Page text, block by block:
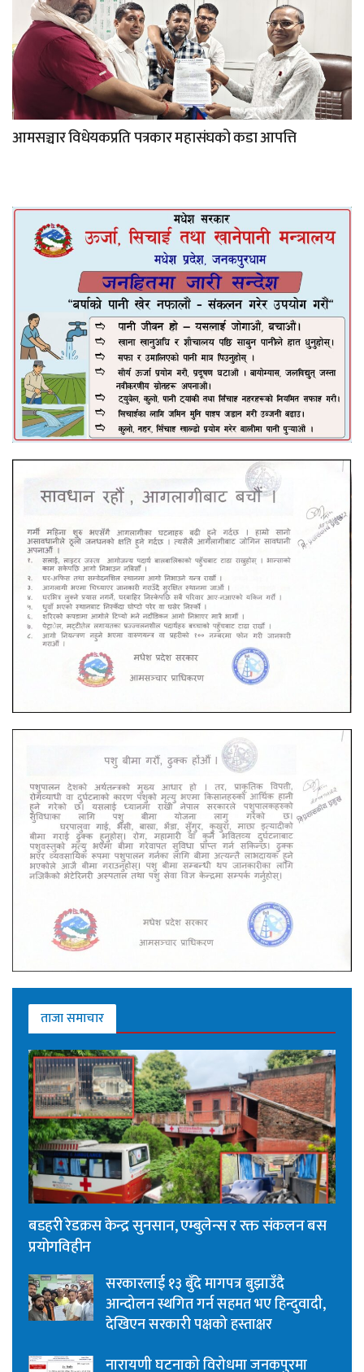
आमसञ्चार विधेयकप्रति पत्रकार महासंघको कडा आपत्ति
ताजा समाचार
बडहरी रेडक्रस केन्द्र सुनसान, एम्बुलेन्स र रक्त संकलन बस
प्रयोगविहीन
सरकारलाई १३ बुँदे मागपत्र बुझाउँदै
आन्दोलन स्थगित गर्न सहमत भए हिन्दुवादी,
देखिएन सरकारी पक्षको हस्ताक्षर
नारायणी घटनाको विरोधमा जनकपुरमा